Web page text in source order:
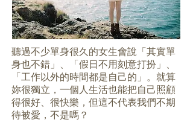
聽過不少單身很久的女生會說「其實單
身也不錯」、「假日不用刻意打扮」、
「工作以外的時間都是自己的」。就算
妳很獨立，一個人生活也能把自己照顧
得很好、很快樂，但這不代表我們不期
待被愛，不是嗎？